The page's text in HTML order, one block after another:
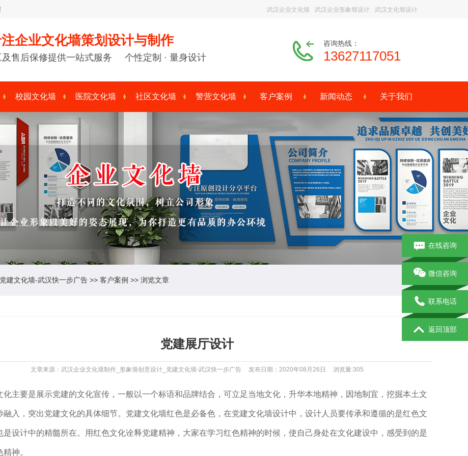
武汉企业文化墙 武汉企业形象墙设计 武汉文化墙设计
企业文化墙策划设计与制作
及售后保修提供一站式服务 个性定制 · 量身设计
咨询热线：
13627117051
校园文化墙 医院文化墙 社区文化墙 警营文化墙 客户案例 新闻动态 关于我们
建文化墙-武汉快一步广告 >> 客户案例 >> 浏览文章
党建展厅设计
文章来源：武汉企业文化墙制作_形象墙创意设计_党建文化墙-武汉快一步广告 发布日期：2020年08月26日 浏览量:305
要是展示党建的文化宣传，一般以一个标语和品牌结合，可立足当地文化，升华本地精神，因地制宜，挖掘本土文
融入，突出党建文化的具体细节。党建文化墙红色是必备色，在党建文化墙设计中，设计人员要传承和遵循的是红色文
是设计中的精髓所在。用红色文化诠释党建精神，大家在学习红色精神的时候，使自己身处在文化建设中，感受到的是
神。
在线咨询
微信咨询
联系电话
返回顶部